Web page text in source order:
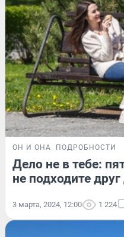
ОН И ОНА ПОДРОБНОСТИ
Дело не в тебе:
не подходите друг
3 марта, 2024, 12:00 1 224